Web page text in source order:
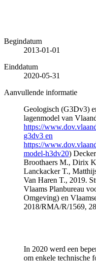
Begindatum
2013-01-01
Einddatum
2020-05-31
Aanvullende informatie
Geologisch (G3Dv3)
lagenmodel van
https://
g3dv3 en
https://
model-h3dv20)
Broothaers M., Dirix
Lanckacker T.,
Van Haren T., 2019.
Vlaams Planbureau
Omgeving) en
2018/RMA/R/1569,
In 2020 werd een
om enkele technische